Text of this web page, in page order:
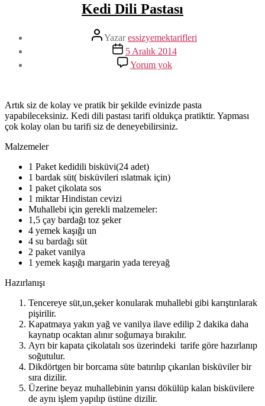
Kedi Dili Pastası
Yazının
yazarı
Yazaressizyemektarifleri
Yazı
tarihi
5 Aralık 2014
Yorum yokKedi
Dili
Artık siz de kolay ve pratik bir şekilde evinizde pasta
yapabileceksiniz. Kedi dili pastası tarifi oldukça pratiktir. Yapması
çok kolay olan bu tarifi siz de deneyebilirsiniz.
Malzemeler
1 Paket kedidili bisküvi(24 adet)
1 bardak süt( bisküvileri ıslatmak için)
1 paket çikolata sos
1 miktar Hindistan cevizi
Muhallebi için gerekli malzemeler:
1,5 çay bardağı toz şeker
4 yemek kaşığı un
4 su bardağı süt
2 paket vanilya
1 yemek kaşığı margarin yada tereyağ
Hazırlanışı
Tencereye süt,un,şeker konularak muhallebi gibi karıştırılarak
pişirilir.
Kapatmaya yakın yağ ve vanilya ilave edilip 2 dakika daha
kaynatıp ocaktan alınır soğumaya bırakılır.
Ayrı bir kapata çikolatalı sos üzerindeki tarife göre hazırlanıp
soğutulur.
Dikdörtgen bir borcama süte batırılıp çıkarılan bisküviler bir
sıra dizilir.
Üzerine beyaz muhallebinin yarısı dökülüp kalan bisküvilere
de aynı işlem yapılıp üstüne dizilir.